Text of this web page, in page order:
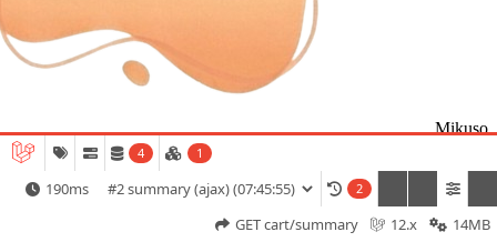
Mikuso
می کوسو
4 1
2
190ms
14MB
12.x
GET cart/summary